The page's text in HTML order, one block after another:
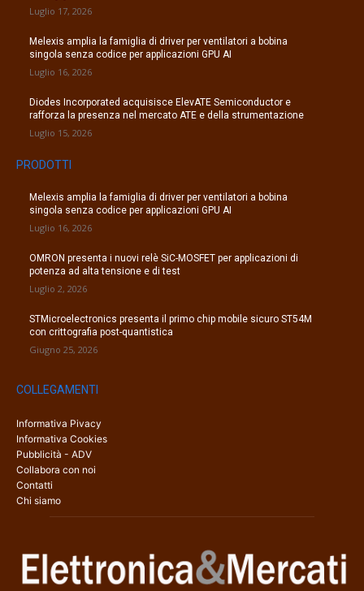
Luglio 17, 2026
Melexis amplia la famiglia di driver per ventilatori a bobina
singola senza codice per applicazioni GPU AI
Luglio 16, 2026
Diodes Incorporated acquisisce ElevATE Semiconductor e
rafforza la presenza nel mercato ATE e della strumentazione
Luglio 15, 2026
PRODOTTI
Melexis amplia la famiglia di driver per ventilatori a bobina
singola senza codice per applicazioni GPU AI
Luglio 16, 2026
OMRON presenta i nuovi relè SiC-MOSFET per applicazioni di
potenza ad alta tensione e di test
Luglio 2, 2026
STMicroelectronics presenta il primo chip mobile sicuro ST54M
con crittografia post-quantistica
Giugno 25, 2026
COLLEGAMENTI
Informativa Pivacy
Informativa Cookies
Pubblicità - ADV
Collabora con noi
Contatti
Chi siamo